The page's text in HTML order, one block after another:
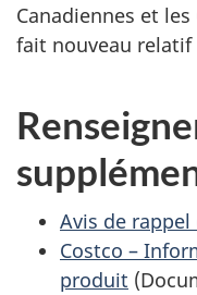
Canadiennes et
fait nouveau relatif
Avis de rappel
Costco –
produit